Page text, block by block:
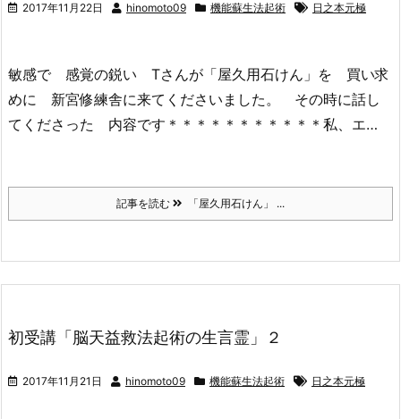
2017年11月22日 hinomoto09 機能蘇生法起術 日之本元極
敏感で 感覚の鋭い Tさんが「屋久用石けん」を 買い求
めに 新宮修練舎に来てくださいました。 その時に話し
てくださった 内容です＊＊＊＊＊＊＊＊＊＊＊私、エ…
記事を読む 「屋久用石けん」 ...
初受講「脳天益救法起術の生言霊」２
2017年11月21日 hinomoto09 機能蘇生法起術 日之本元極